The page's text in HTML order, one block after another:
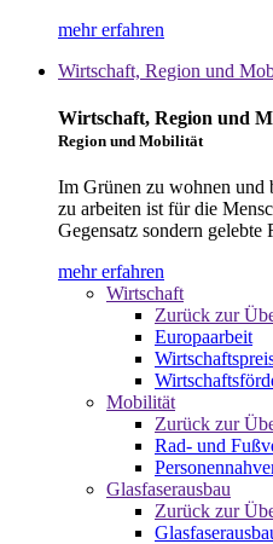
mehr erfahren
Wirtschaft, Region und
Wirtschaft, Region und
Region und Mobilität
Im Grünen zu wohnen und
zu arbeiten ist für die
Gegensatz sondern gelebte
mehr erfahren
Wirtschaft
Zurück zur
Europaarbeit
Mobilität
Zurück zur
Rad- und
Glasfaserausbau
Zurück zur